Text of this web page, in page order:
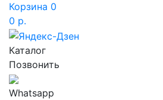
Корзина 0
0 р.
Каталог
Позвонить
Whatsapp